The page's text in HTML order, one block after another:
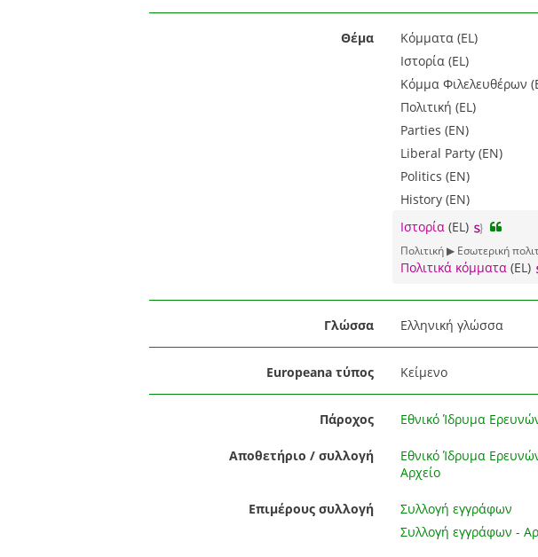
Θέμα
Κόμματα (EL)
Ιστορία (EL)
Κόμμα Φιλελευθέρων
Πολιτική (EL)
Parties (EN)
Liberal Party (EN)
Politics (EN)
History (EN)
Ιστορία(EL)
Πολιτική ▶ Εσωτερική
Πολιτικά κόμματα(EL)
Γλώσσα Ελληνική γλώσσα
Europeana τύπος Κείμενο
Πάροχος Εθνικό Ίδρυμα
Αποθετήριο / συλλογή
Εθνικό Ίδρυμα
Αρχείο
Επιμέρους συλλογή
Συλλογή εγγράφων
Συλλογή εγγράφων -